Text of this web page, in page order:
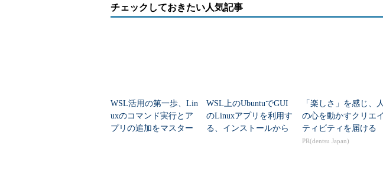
install
指定したパッケージをインストールする（第139回）
edit-sources
sources.listファイル（パッケージのダウンロード元などを指定するファ
update
パッケージのインデックスファイルを更新する
インストール済のパッケージをまとめて更新する
チェックしておきたい人気記事
WSL活用の第一歩、Lin
uxのコマンド実行とア
プリの追加をマスター
WSL上のUbuntuでGUI
のLinuxアプリを利用す
る、インストールから
「楽しさ」を感じ、人
の心を動かすクリエイ
ティビティを届ける
PR(dentsu Japan)